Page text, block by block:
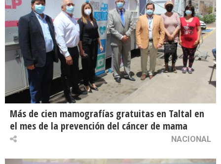
Más de cien mamografías gratuitas en Taltal en
el mes de la prevención del cáncer de mama
NACIONAL